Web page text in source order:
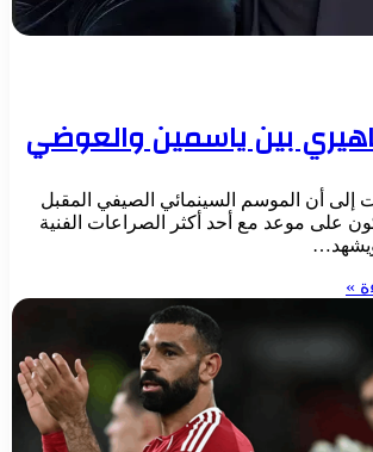
بين ياسمين والعوضي
إلى أن الموسم السينمائي الصيفي المقبل
على موعد مع أحد أكثر الصراعات الفنية
ويشهد…
»